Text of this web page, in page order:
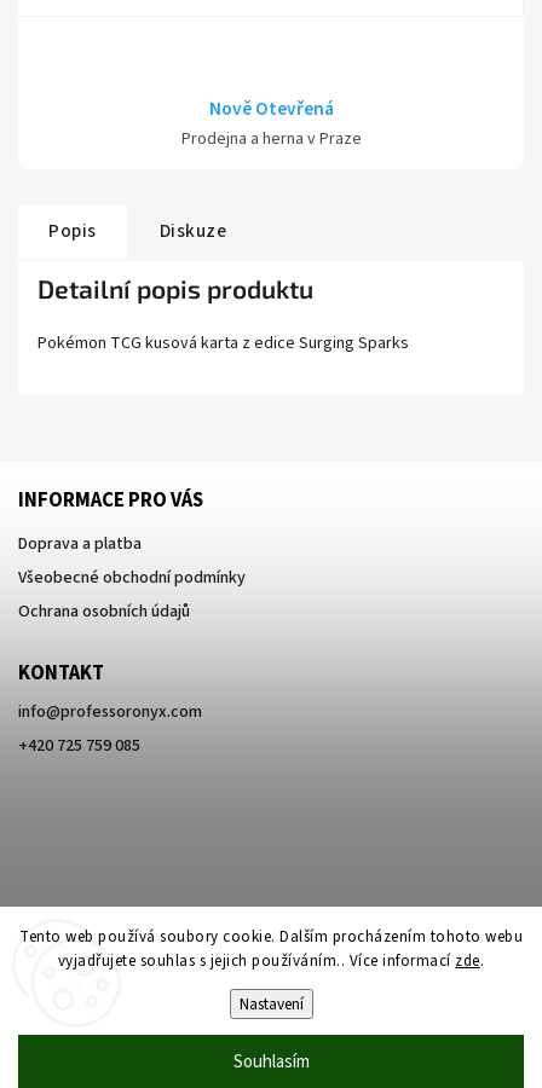
Tento web používá soubory cookie. Dalším procházením tohoto webu
vyjadřujete souhlas s jejich používáním.. Více informací zde.
Nastavení
Souhlasím
Nově Otevřená
Prodejna a herna v Praze
Popis Diskuze
Detailní popis produktu
Pokémon TCG kusová karta z edice Surging Sparks
INFORMACE PRO VÁS
Doprava a platba
Všeobecné obchodní podmínky
Ochrana osobních údajů
KONTAKT
info@professoronyx.com
+420 725 759 085
Professor Onyx. Všechna práva vyhrazena.